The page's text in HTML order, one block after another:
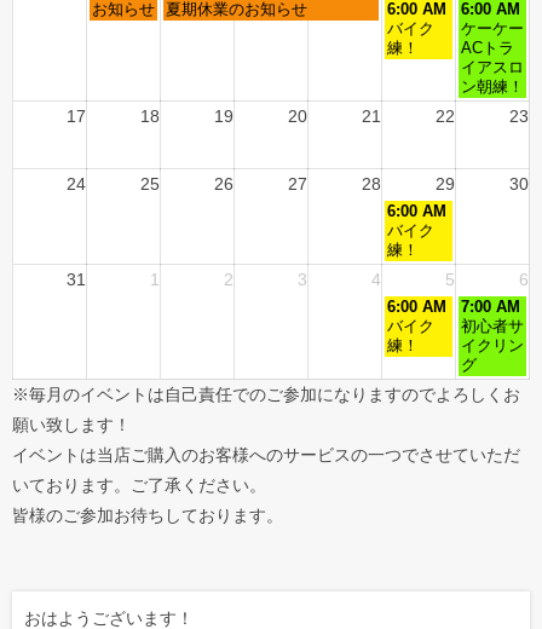
お知らせ 夏期休業のお知らせ
6:00 AM
バイク
練！
6:00 AM
ケーケー
ACトラ
イアスロ
ン朝練！
17 18 19 20 21 22 23
24 25 26 27 28 29 30
6:00 AM
バイク
練！
31 1 2 3 4 5 6
6:00 AM
バイク
練！
7:00 AM
初心者サ
イクリン
グ
※毎月のイベントは自己責任でのご参加になりますのでよろしくお
願い致します！
イベントは当店ご購入のお客様へのサービスの一つでさせていただ
いております。ご了承ください。
皆様のご参加お待ちしております。
おはようございます！